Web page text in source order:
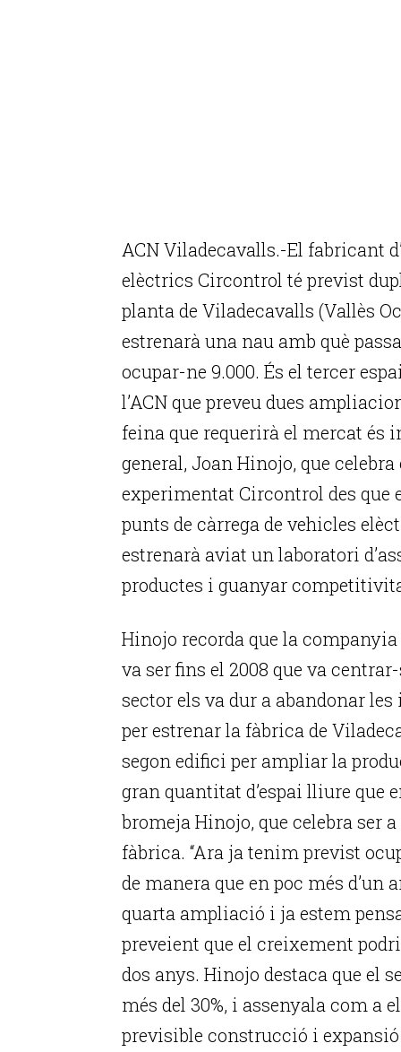
ACN Viladecavalls.-El fabricant
elèctrics Circontrol té previst
planta de Viladecavalls (Vallès
estrenarà una nau amb què
ocupar-ne 9.000. És el tercer
l’ACN que preveu dues
feina que requerirà el mercat és
general, Joan Hinojo, que
experimentat Circontrol des que
punts de càrrega de vehicles
estrenarà aviat un laboratori
productes i guanyar
Hinojo recorda que la
va ser fins el 2008 que va
sector els va dur a abandonar les
per estrenar la fàbrica de
segon edifici per ampliar la
gran quantitat d’espai lliure que
bromeja Hinojo, que celebra ser
fàbrica. “Ara ja tenim previst
de manera que en poc més
quarta ampliació i ja estem
preveient que el creixement
dos anys. Hinojo destaca que el
més del 30%, i assenyala com a
previsible construcció i expansió